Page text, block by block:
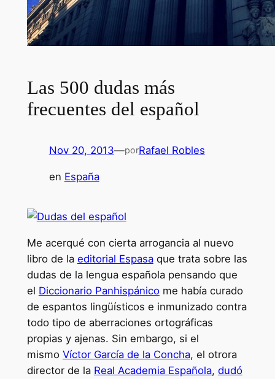
Las 500 dudas más
frecuentes del español
Nov 20, 2013—porRafael Robles
en España
Me acerqué con cierta arrogancia al nuevo
libro de la editorial Espasaque trata sobre las
dudas de la lengua española pensando que
el Diccionario Panhispánicome había curado
de espantos lingüísticos e inmunizado contra
todo tipo de aberraciones ortográficas
propias y ajenas. Sin embargo, si el
mismo Víctor García de la Concha, el otrora
director de la Real Academia Española, dudó